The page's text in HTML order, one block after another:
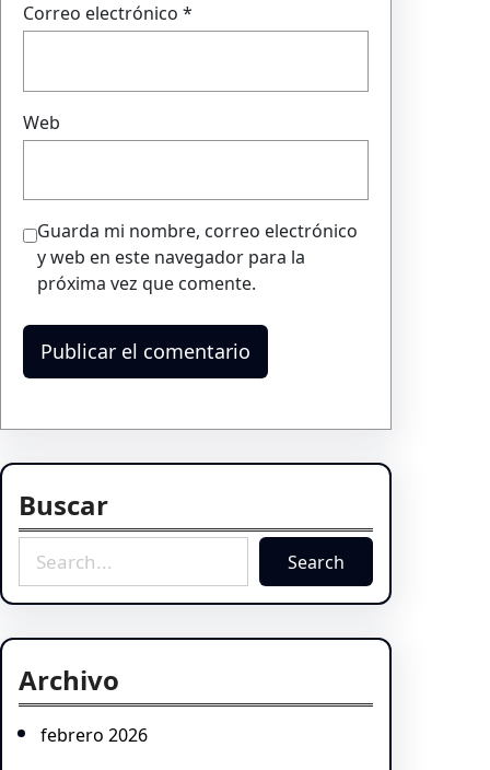
Correo electrónico *
Web
Guarda mi nombre, correo electrónico
y web en este navegador para la
próxima vez que comente.
Buscar
a
h
Search
Archivo
febrero 2026